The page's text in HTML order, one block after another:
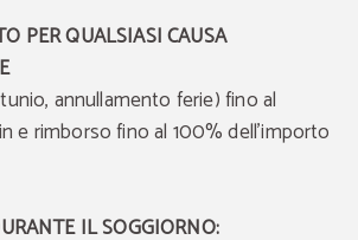
PER QUALSIASI CAUSA
annullamento ferie) fino al
e rimborso fino al 100% dell’importo
IL SOGGIORNO: